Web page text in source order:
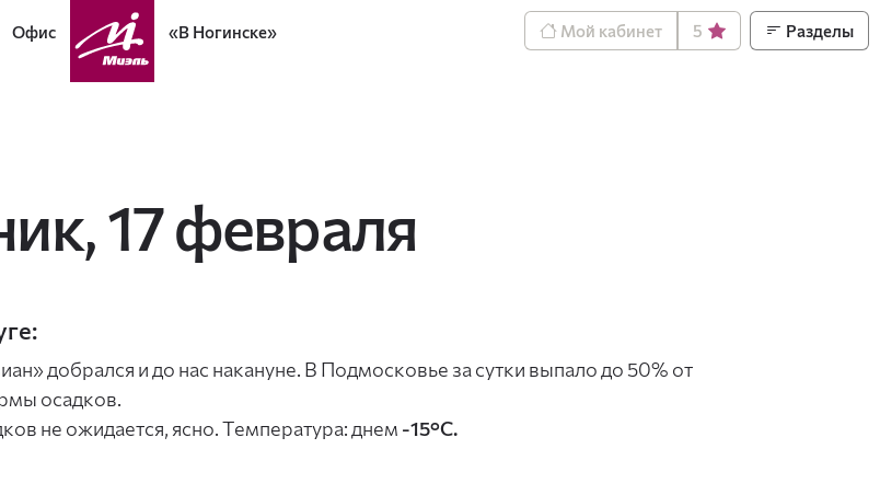
Мой кабинет 5 Разделы
Офис «В Ногинске»
17 февраля
добрался и до нас накануне. В Подмосковье за сутки выпало до 50% от
осадков.
не ожидается, ясно. Температура: днем -15°C.